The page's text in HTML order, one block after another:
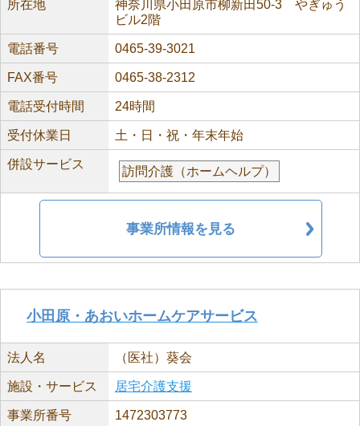
所在地
神奈川県小田原市柳新田50-3 やぎゅう
ビル2階
電話番号 0465-39-3021
FAX番号 0465-38-2312
電話受付時間 24時間
受付休業日 土・日・祝・年末年始
併設サービス
訪問介護（ホームヘルプ）
事業所情報を見る
小田原・あおいホームケアサービス
法人名 （医社）葵会
施設・サービス 居宅介護支援
事業所番号 1472303773